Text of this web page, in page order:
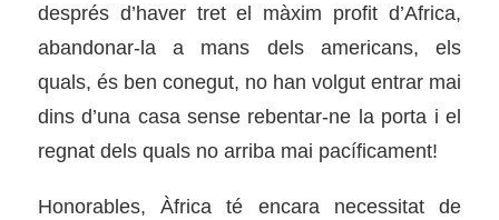
després d’haver tret el màxim profit d’Africa,
abandonar-la a mans dels americans, els
quals, és ben conegut, no han volgut entrar mai
dins d’una casa sense rebentar-ne la porta i el
regnat dels quals no arriba mai pacíficament!
Honorables, Àfrica té encara necessitat de